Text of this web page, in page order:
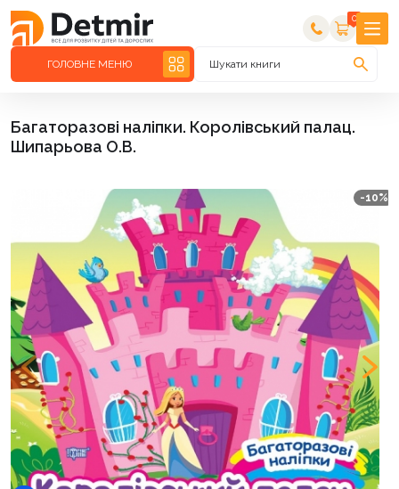
0
ГОЛОВНЕ МЕНЮ Шукати книги
Багаторазові наліпки. Королівський палац.
Шипарьова О.В.
-10%